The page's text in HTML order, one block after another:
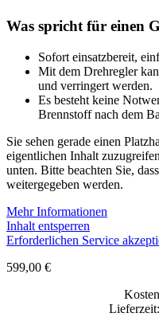
Was spricht für einen
Sofort einsatzbereit,
Mit dem Drehregler
und verringert werden.
Es besteht keine
Brennstoff nach dem
Sie sehen gerade einen
eigentlichen Inhalt
unten. Bitte beachten Sie,
weitergegeben werden.
Mehr Informationen
Inhalt entsperren
Erforderlichen Service
599,00 €